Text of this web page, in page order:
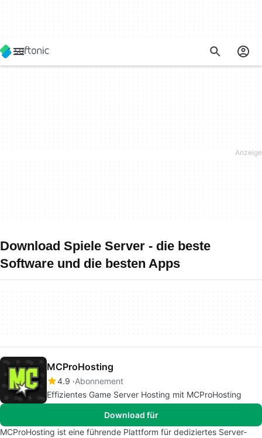
Download Spiele Server - die beste
Software und die besten Apps
MCProHosting
4.9 Abonnement
Effizientes Game Server Hosting mit MCProHosting
Download für
MCProHosting ist eine führende Plattform für dediziertes Server-